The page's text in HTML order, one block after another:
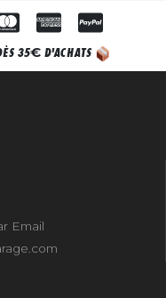
35€ D'ACHATS
Email